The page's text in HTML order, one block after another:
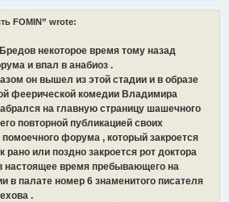
FOMIN” wrote:
некоторое время тому назад
и впал в анабиоз .
он вышел из этой стадии и в образе
феерической комедии Владимира
на главную страницу шашечного
повторной публикацией своих
форума , который закроется
рано или поздно закроется рот доктора
настоящее время пребывающего на
в палате номер 6 знаменитого писателя
.